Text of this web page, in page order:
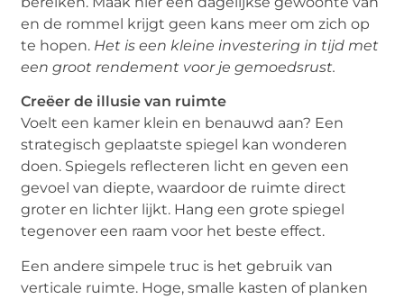
en de rommel krijgt geen kans meer om zich op
te hopen. Het is een kleine investering in tijd met
een groot rendement voor je gemoedsrust.
Creëer de illusie van ruimte
Voelt een kamer klein en benauwd aan? Een
strategisch geplaatste spiegel kan wonderen
doen. Spiegels reflecteren licht en geven een
gevoel van diepte, waardoor de ruimte direct
groter en lichter lijkt. Hang een grote spiegel
tegenover een raam voor het beste effect.
Een andere simpele truc is het gebruik van
verticale ruimte. Hoge, smalle kasten of planken